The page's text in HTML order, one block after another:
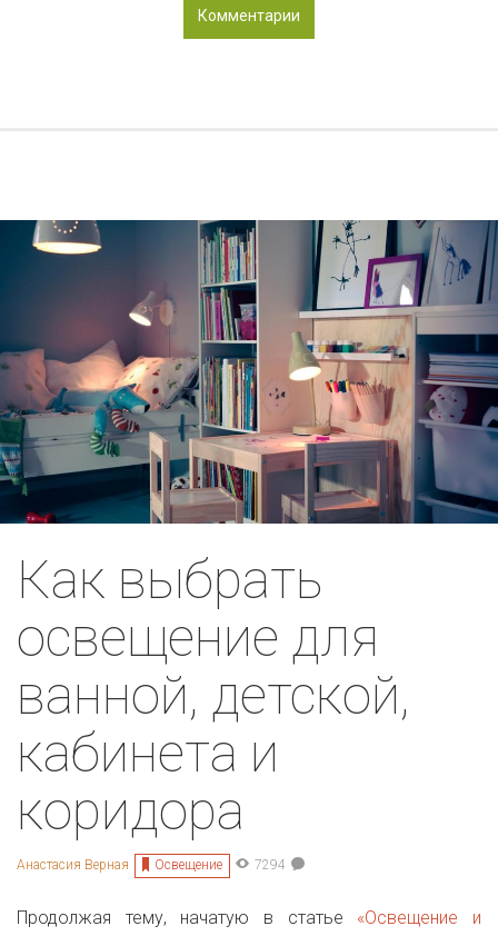
Комментарии
Как выбрать
освещение для
ванной, детской,
кабинета и
коридора
Анастасия Верная Освещение 7294
Продолжая тему, начатую в статье «Освещение и